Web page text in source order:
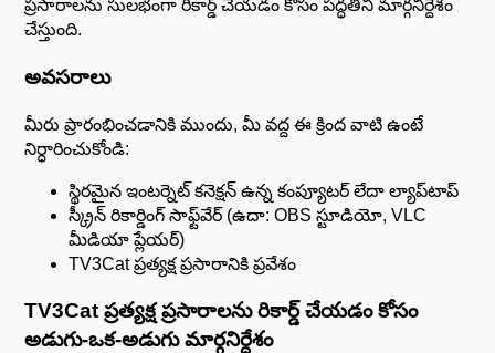
ప్రసారాలను సులభంగా రికార్డ్ చేయడం కోసం పద్ధతిని మార్గనిర్దేశం
చేస్తుంది.
అవసరాలు
మీరు ప్రారంభించడానికి ముందు, మీ వద్ద ఈ క్రింద వాటి ఉంటే
నిర్ధారించుకోండి:
స్థిరమైన ఇంటర్నెట్ కనెక్షన్ ఉన్న కంప్యూటర్ లేదా ల్యాప్‌టాప్
స్క్రీన్ రికార్డింగ్ సాఫ్ట్‌వేర్ (ఉదా: OBS స్టూడియో, VLC
మీడియా ప్లేయర్)
TV3Cat ప్రత్యక్ష ప్రసారానికి ప్రవేశం
TV3Cat ప్రత్యక్ష ప్రసారాలను రికార్డ్ చేయడం కోసం
అడుగు-ఒక-అడుగు మార్గనిర్దేశం